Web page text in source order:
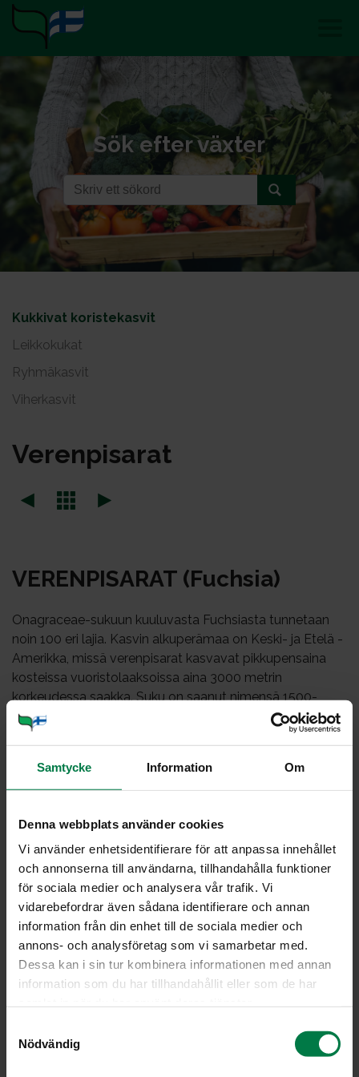
Samtycke Information Om
Denna webbplats använder cookies
Vi använder enhetsidentifierare för att anpassa innehållet
och annonserna till användarna, tillhandahålla funktioner
för sociala medier och analysera vår trafik. Vi
vidarebefordrar även sådana identifierare och annan
information från din enhet till de sociala medier och
annons- och analysföretag som vi samarbetar med.
Dessa kan i sin tur kombinera informationen med annan
information som du har tillhandahållit eller som de har
Nödvändig
Sök efter växter
Kukkivat koristekasvit
Leikkokukat
Ryhmäkasvit
Viherkasvit
Ve­ren­pi­sa­rat
VE­REN­PI­SA­RAT (Fuch­sia)
Onagraceae-sukuun kuuluvasta Fuchsiasta tunnetaan
noin 100 eri lajia. Kasvin alkuperämaa on Keski- ja Etelä -
Amerikka, missä verenpisarat kasvavat pikkupensaina
kosteissa vuoristolaaksoissa aina 3000 metrin
korkeudessa saakka. Suku on saanut nimensä 1500-
luvulla eläneen botanistin Leonhard Fuchsin mukaan.
Yleisimpiä ovat Fuchsia -risteymälajikkeet. Esimerkiksi F.
hyvin suosittu varsinkin runkomaisena muotona.
Pääasiassa verenpisaraa viljellään ulkokäyttöön, mutta
voimakkaan sävyisissä kukissa verhiö ja kerrottu tai
yksinkertainen teriö ovat yleensä erivärisiä.
Verenpisaralajikkeisto on erittäin laaja, nykyisin tunnetaan
yli 2000 lajiketta. Monet vanhat lajikkeet ovat edelleenkin
säilyttäneet asemansa. Nykyisin ryhmäkasviksi viljeltäviä
merkittäviä lajikkeita on kymmeniä.
Kasvin hoito
Keväällä kukkivana ostettu verenpisara jatkaa oikein
Säännöllinen, kohtalaisen runsas kastelu ja lannoitus
antavat voimaa kukintaan. Lannoitetta voi kukinta-